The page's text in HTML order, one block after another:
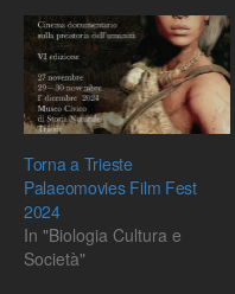
Torna a Trieste
Palaeomovies Film Fest
2024
In "Biologia Cultura e
Società"